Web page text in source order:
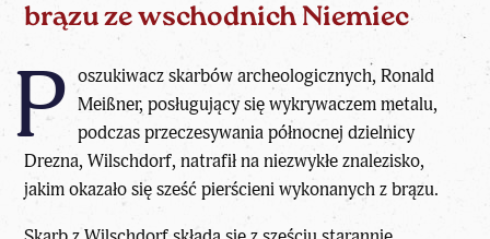
brązu ze wschodnich Niemiec
P oszukiwacz skarbów archeologicznych, Ronald
Meißner, posługujący się wykrywaczem metalu,
podczas przeczesywania północnej dzielnicy
Drezna, Wilschdorf, natrafił naniezwykłe znalezisko,
jakim okazało się sześć pierścieni wykonanych z brązu.